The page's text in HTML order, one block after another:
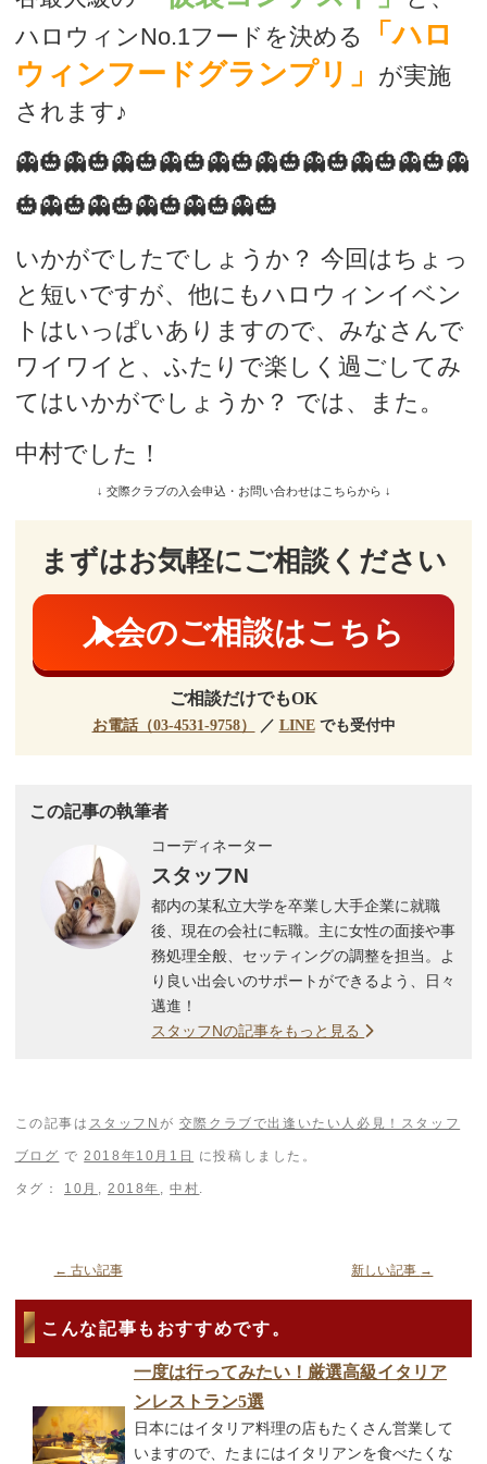
ハロウィンNo.1フードを決める
「ハロ
ウィンフードグランプリ」
が実施
されます♪
👻🎃👻🎃👻🎃👻🎃👻🎃👻🎃👻🎃👻🎃👻🎃👻
🎃👻🎃👻🎃👻🎃👻🎃👻🎃
いかがでしたでしょうか？ 今回はちょっ
と短いですが、他にもハロウィンイベン
トはいっぱいありますので、みなさんで
ワイワイと、ふたりで楽しく過ごしてみ
てはいかがでしょうか？ では、また。
中村でした！
↓ 交際クラブの入会申込・お問い合わせはこちらから ↓
まずはお気軽にご相談ください
入会のご相談はこちら
ご相談だけでもOK
お電話（03-4531-9758） ／ LINEでも受付中
この記事の執筆者
コーディネーター
スタッフN
都内の某私立大学を卒業し大手企業に就職
後、現在の会社に転職。主に女性の面接や事
務処理全般、セッティングの調整を担当。よ
り良い出会いのサポートができるよう、日々
邁進！
スタッフNの記事をもっと見る
この記事は スタッフN が 交際クラブで出逢いたい人必見！スタッフ
ブログ で2018年10月1日 に投稿しました。
タグ： 10月 ,2018年 ,中村.
← 古い記事 新しい記事 →
こんな記事もおすすめです。
一度は行ってみたい！厳選高級イタリア
ンレストラン5選
日本にはイタリア料理の店もたくさん営業して
いますので、たまにはイタリアンを食べたくな